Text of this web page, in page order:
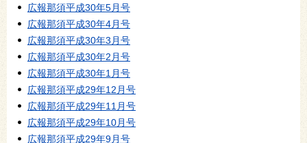
広報那須平成30年5月号
広報那須平成30年4月号
広報那須平成30年3月号
広報那須平成30年2月号
広報那須平成30年1月号
広報那須平成29年12月号
広報那須平成29年11月号
広報那須平成29年10月号
広報那須平成29年9月号